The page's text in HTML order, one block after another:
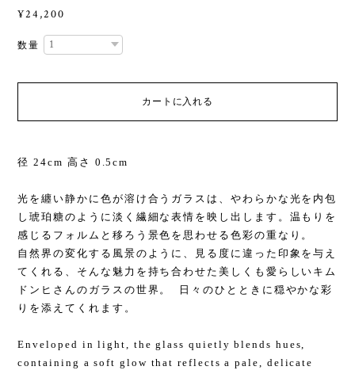
¥24,200
数量
カートに入れる
径 24cm 高さ 0.5cm
光を纏い静かに色が溶け合うガラスは、やわらかな光を内包
し琥珀糖のように淡く繊細な表情を映し出します。温もりを
感じるフォルムと移ろう景色を思わせる色彩の重なり。
自然界の変化する風景のように、見る度に違った印象を与え
てくれる、そんな魅力を持ち合わせた美しくも愛らしいキム
ドンヒさんのガラスの世界。 日々のひとときに穏やかな彩
りを添えてくれます。
Enveloped in light, the glass quietly blends hues,
containing a soft glow that reflects a pale, delicate